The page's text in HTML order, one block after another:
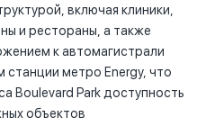
включая клиники,
и рестораны, а также
к автомагистрали
станции метро Energy, что
Boulevard Park доступность
объектов